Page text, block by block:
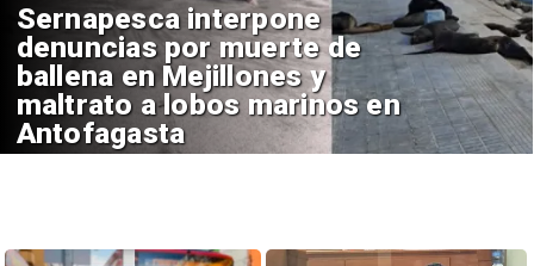
Sernapesca interpone
denuncias por muerte de
ballena en Mejillones y
maltrato a lobos marinos en
Antofagasta